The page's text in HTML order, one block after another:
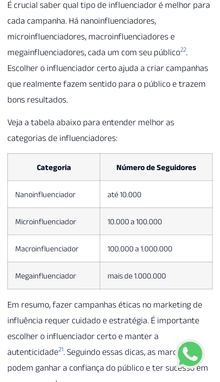
É crucial saber qual tipo de influenciador é melhor para
cada campanha. Há nanoinfluenciadores,
microinfluenciadores, macroinfluenciadores e
megainfluenciadores, cada um com seu público22.
Escolher o influenciador certo ajuda a criar campanhas
que realmente fazem sentido para o público e trazem
bons resultados.
Veja a tabela abaixo para entender melhor as
categorias de influenciadores:
Categoria Número de Seguidores
Nanoinfluenciador até 10.000
Microinfluenciador 10.000 a 100.000
Macroinfluenciador 100.000 a 1.000.000
Megainfluenciador mais de 1.000.000
Em resumo, fazer campanhas éticas no marketing de
influência requer cuidado e estratégia. É importante
escolher o influenciador certo e manter a
autenticidade21. Seguindo essas dicas, as marcas
podem ganhar a confiança do público e ter sucesso em